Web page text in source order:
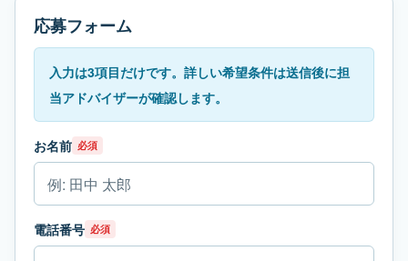
応募フォーム
入力は3項目だけです。詳しい希望条件は送信後に担
当アドバイザーが確認します。
お名前 必須
電話番号 必須